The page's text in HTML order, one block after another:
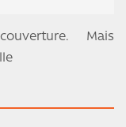
Mais